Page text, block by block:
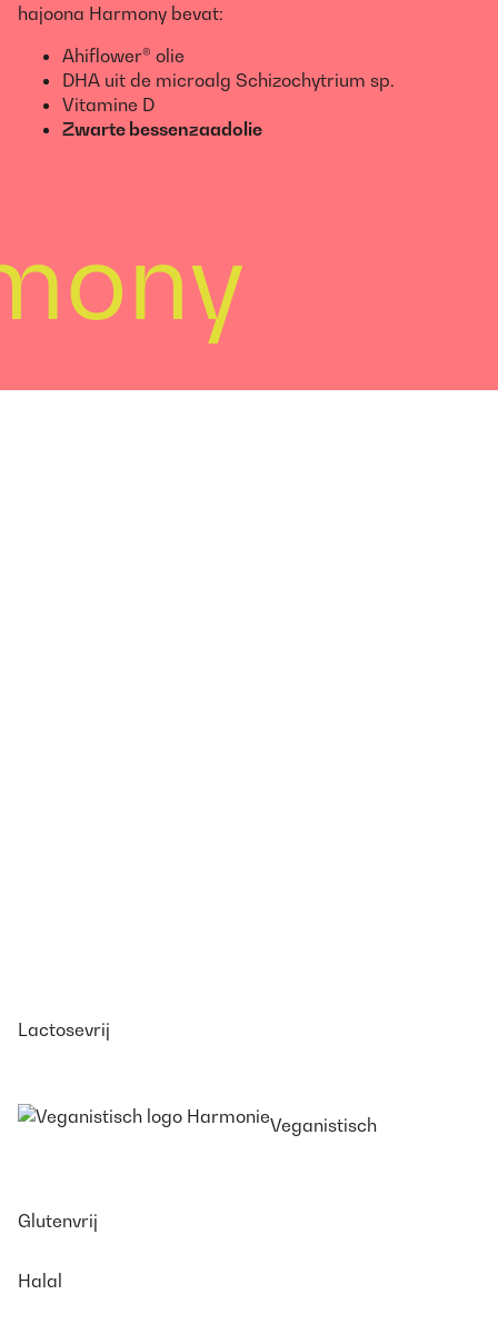
hajoona Harmony bevat:
Ahiflower® olie
DHA uit de microalg Schizochytrium sp.
Vitamine D
Zwarte bessenzaadolie
Lactosevrij
Veganistisch
Glutenvrij
Halal